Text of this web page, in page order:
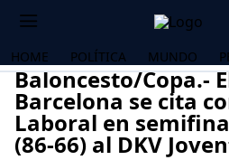
HOME POLÍTICA MUNDO
Baloncesto/Copa.-
Barcelona se cita
Laboral en
(86-66) al DKV